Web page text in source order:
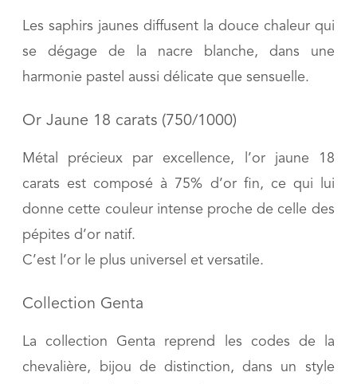
Les saphirs jaunes diffusent la douce chaleur qui
se dégage de la nacre blanche, dans une
harmonie pastel aussi délicate que sensuelle.
Or Jaune 18 carats (750/1000)
Métal précieux par excellence, l’or jaune 18
carats est composé à 75% d’or fin, ce qui lui
donne cette couleur intense proche de celle des
pépites d’or natif.
C’est l’or le plus universel et versatile.
Collection Genta
La collection Genta reprend les codes de la
chevalière, bijou de distinction, dans un style